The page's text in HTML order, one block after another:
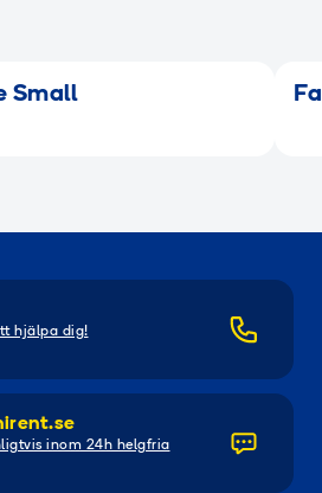
Small
hjälpa dig!
inom 24h helgfria